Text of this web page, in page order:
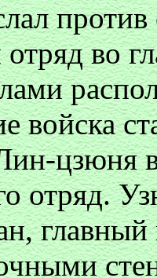
против
во
войска
цзюня
отряд.
главный